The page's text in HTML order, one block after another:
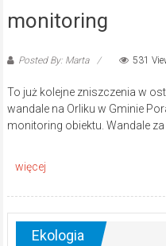
monitoring
Posted By: Marta 531
To już kolejne zniszczenia w
wandale na Orliku w Gminie
monitoring obiektu. Wandale za
Ekologia